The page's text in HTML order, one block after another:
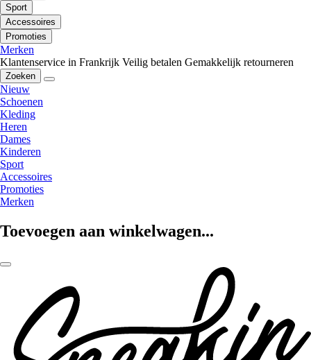
Sport
Accessoires
Promoties
Merken
Klantenservice in Frankrijk Veilig betalen Gemakkelijk retourneren
Zoeken
Nieuw
Schoenen
Kleding
Heren
Dames
Kinderen
Sport
Accessoires
Promoties
Merken
Toevoegen aan winkelwagen...